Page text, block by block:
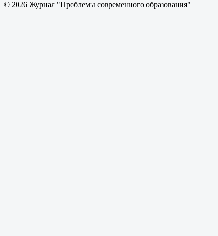
© 2026 Журнал "Проблемы современного образования"